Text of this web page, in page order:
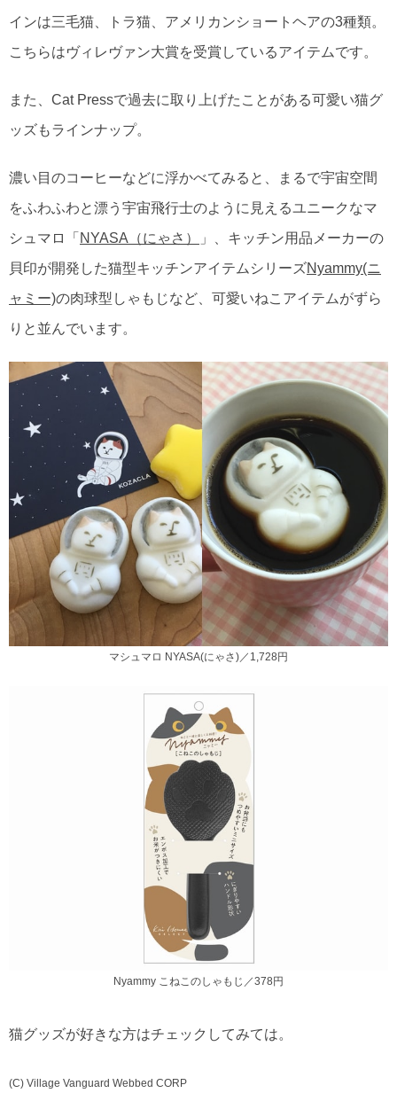
インは三毛猫、トラ猫、アメリカンショートヘアの3種類。
こちらはヴィレヴァン大賞を受賞しているアイテムです。
また、Cat Pressで過去に取り上げたことがある可愛い猫グ
ッズもラインナップ。
濃い目のコーヒーなどに浮かべてみると、まるで宇宙空間
をふわふわと漂う宇宙飛行士のように見えるユニークなマ
シュマロ「 NYASA（にゃさ）
」、キッチン用品メーカーの
貝印が開発した猫型キッチンアイテムシリーズNyammy(ニ
ャミー)の肉球型しゃもじなど、可愛いねこアイテムがずら
りと並んでいます。
マシュマロ NYASA(にゃさ)／1,728円
Nyammy こねこのしゃもじ／378円
猫グッズが好きな方はチェックしてみては。
(C) Village Vanguard Webbed CORP